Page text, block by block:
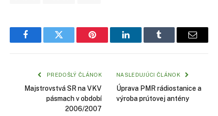
FacebookTwitter Pinterest LinkedInTumblr Email
PREDOŠLÝ ČLÁNOK
Majstrovstvá SR na VKV
pásmach v období
2006/2007
NASLEDUJÚCI ČLÁNOK
Úprava PMR rádiostanice a
výroba prútovej antény